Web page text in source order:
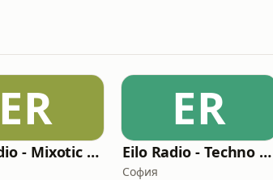
ER
Eilo Radio - Mixotic Radio
ER
Eilo Radio - Techno Radio
София